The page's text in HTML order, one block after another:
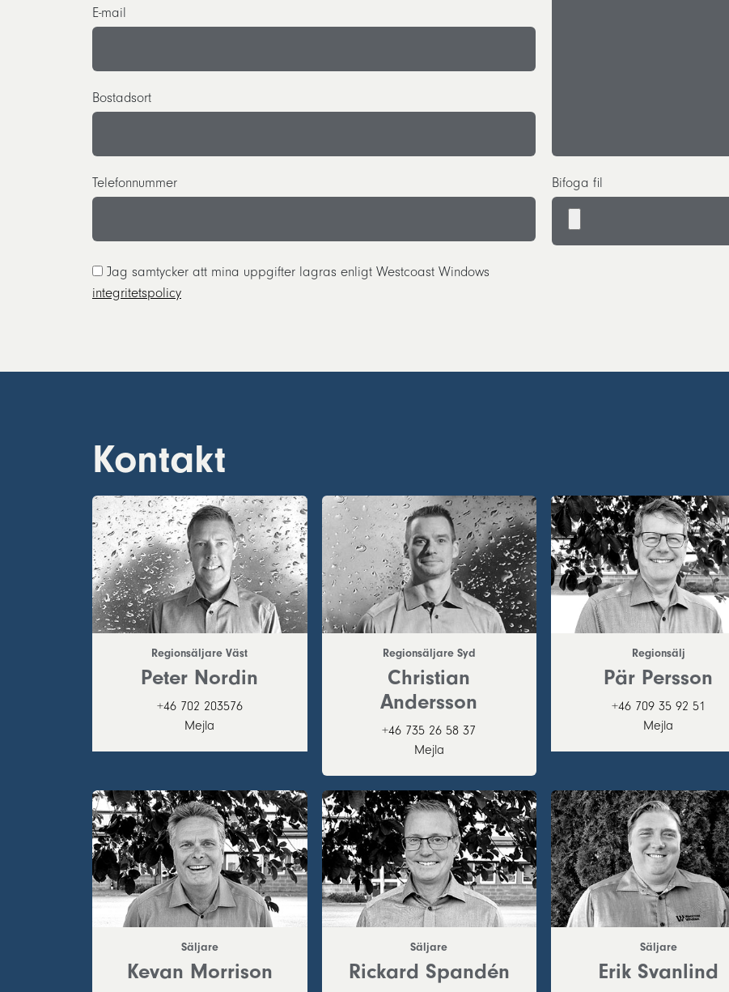
E-mail
Bostadsort
Telefonnummer Bifoga fil
Jag samtycker att mina uppgifter lagras enligt Westcoast Windows
integritetspolicy
Kontakt
Regionsäljare Väst
Peter Nordin
+46 702 203576
Mejla
Regionsäljare Syd
Christian
Andersson
+46 735 26 58 37
Mejla
Regionsälj
Pär Persson
+46 709 35 92 51
Mejla
Säljare
Kevan Morrison
Säljare
Rickard Spandén
Säljare
Erik Svanlind